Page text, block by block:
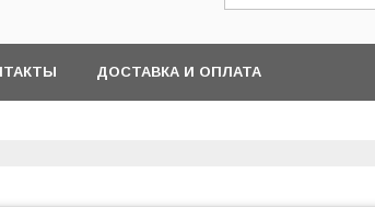
ДОСТАВКА И ОПЛАТА